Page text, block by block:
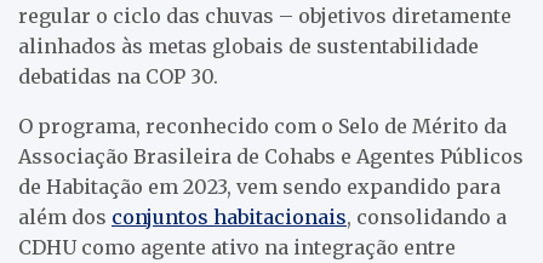
regular o ciclo das chuvas – objetivos diretamente
alinhados às metas globais de sustentabilidade
debatidas na COP 30.
O programa, reconhecido com o Selo de Mérito da
Associação Brasileira de Cohabs e Agentes Públicos
de Habitação em 2023, vem sendo expandido para
além dos conjuntos habitacionais, consolidando a
CDHU como agente ativo na integração entre